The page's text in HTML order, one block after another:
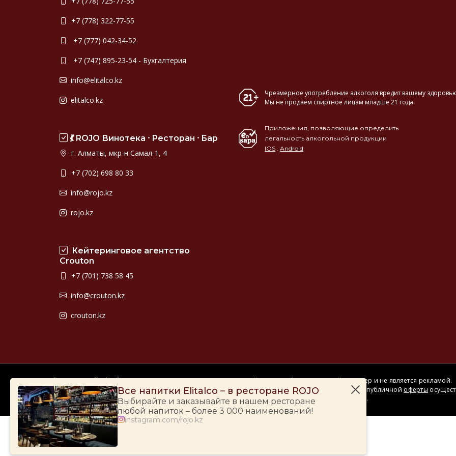
Все напитки Elitalco – в ресторане ROJO
Выбирайте и заказывайте в нашем ресторане
любой напиток – более 3 000 наименований!
instagram.com/rojo.kz
+7 (778) 322-77-55
+7 (777) 042-34-52
+7 (747) 895-23-54 - Бухгалтерия
info@elitalco.kz
elitalco.kz
💃 ROJO Винотека ⸱ Ресторан ⸱ Бар
г. Алматы, мкр-н Самал-1, 4
+7 (702) 698 80 33
info@rojo.kz
rojo.kz
Кейтеринговое агентство
Crouton
+7 (701) 738 58 45
info@crouton.kz
crouton.kz
Чрезмерное употребление алкоголя вредит вашему
Мы не продаем спиртное лицам младше 21 года.
Приложения, позволяющие определить
легальность алкогольной продукции
IOS . Android
© 2009-2026Elitalco.kz
Сайт носит информационный характер и не является рекламой.
Сделка купли-продажи на основании публичной оферты
на территории розничного магазина.